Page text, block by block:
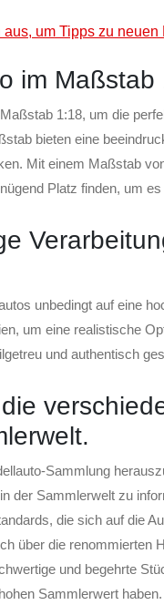
um Tipps zu
im Maßstab
1:18, um die
bieten eine
Mit einem Maßstab
Platz finden, um
unbedingt auf eine
um eine realistische
und authentisch
Sammlung
der Sammlerwelt zu
die sich auf die
über die renommierten
und begehrte
Sammlerwert haben.